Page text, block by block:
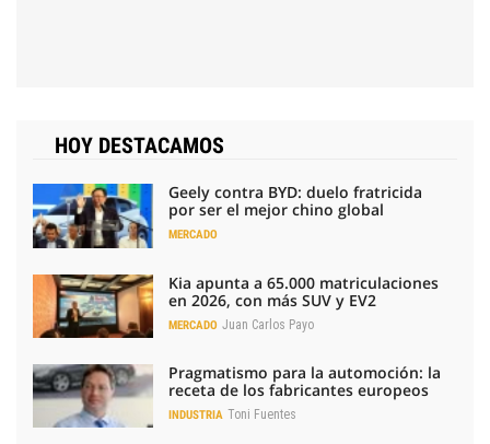
HOY DESTACAMOS
Geely contra BYD: duelo fratricida
por ser el mejor chino global
MERCADO
Kia apunta a 65.000 matriculaciones
en 2026, con más SUV y EV2
MERCADO Juan Carlos Payo
Pragmatismo para la automoción: la
receta de los fabricantes europeos
INDUSTRIA Toni Fuentes